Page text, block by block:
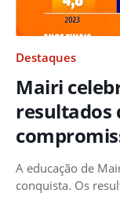
Destaques
Mairi
resultados
A educação de
conquista. Os